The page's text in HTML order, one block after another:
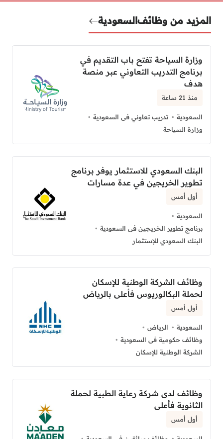
المزيد من وظائفالسعودية
وزارة السياحة تفتح باب التقديم في
برنامج التدريب التعاوني عبر منصة
هدف
منذ 21 ساعة
السعودية
تدريب تعاوني فى السعودية
وزارة السياحة
البنك السعودي للاستثمار يوفر برنامج
تطوير الخريجين في عدة مسارات
أول أمس
السعودية
برنامج تطوير الخريجين فى السعودية
البنك السعودي للإستثمار
وظائف الشركة الوطنية للإسكان
لحملة البكالوريوس فأعلى بالرياض
أول أمس
السعودية
الرياض
وظائف حكومية فى السعودية
الشركة الوطنية للإسكان
وظائف لدى شركة رعاية الطبية لحملة
الثانوية فأعلى
أول أمس